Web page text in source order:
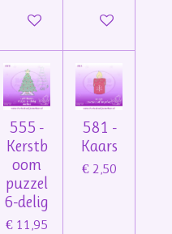
In winkelwagenIn winkelwagen
555 -
Kerstb
oom
puzzel
6-delig
€ 11,95
581 -
Kaars
€ 2,50